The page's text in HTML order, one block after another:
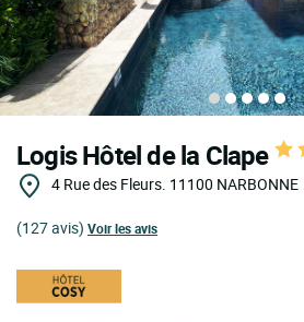
Logis Hôtel de la Clape
4 Rue des Fleurs. 11100 NARBONNE
(127 avis) Voir les avis